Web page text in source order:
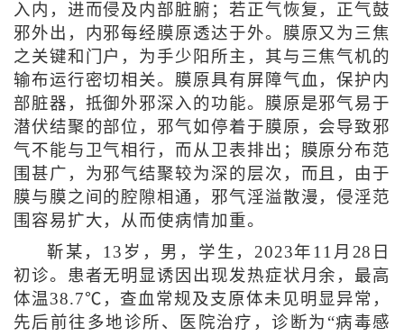
入内，进而侵及内部脏腑；若正气恢复，正气鼓
邪外出，内邪每经膜原透达于外。膜原又为三焦
之关键和门户，为手少阳所主，其与三焦气机的
输布运行密切相关。膜原具有屏障气血，保护内
部脏器，抵御外邪深入的功能。膜原是邪气易于
潜伏结聚的部位，邪气如停着于膜原，会导致邪
气不能与卫气相行，而从卫表排出；膜原分布范
围甚广，为邪气结聚较为深的层次，而且，由于
膜与膜之间的腔隙相通，邪气淫溢散漫，侵淫范
围容易扩大，从而使病情加重。
靳某，13岁，男，学生，2023年11月28日
初诊。患者无明显诱因出现发热症状月余，最高
体温38.7℃，查血常规及支原体未见明显异常，
先后前往多地诊所、医院治疗，诊断为“病毒感